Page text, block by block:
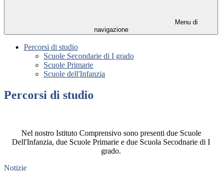
Menu di
navigazione
Percorsi di studio
Scuole Secondarie di I grado
Scuole Primarie
Scuole dell'Infanzia
Percorsi di studio
Nel nostro Istituto Comprensivo sono presenti due Scuole
Dell'Infanzia, due Scuole Primarie e due Scuola Secodnarie di I
grado.
Notizie